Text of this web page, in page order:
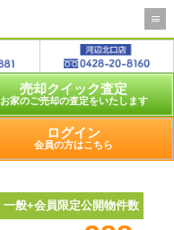
売却クイック査定
お家のご売却の査定をいたします
ログイン
会員の方はこちら
一般+会員限定公開物件数